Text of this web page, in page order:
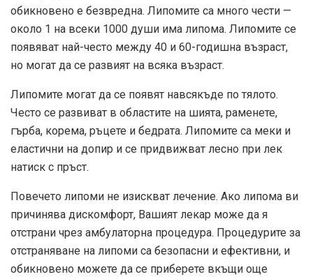
обикновено е безвредна. Липомите са много чести —
около 1 на всеки 1000 души има липома. Липомите се
появяват най-често между 40 и 60-годишна възраст,
но могат да се развият на всяка възраст.
Липомите могат да се появят навсякъде по тялото.
Често се развиват в областите на шията, раменете,
гърба, корема, ръцете и бедрата. Липомите са меки и
еластични на допир и се придвижват лесно при лек
натиск с пръст.
Повечето липоми не изискват лечение. Ако липома ви
причинява дискомфорт, Вашият лекар може да я
отстрани чрез амбулаторна процедура. Процедурите за
отстраняване на липоми са безопасни и ефективни, и
обикновено можете да се приберете вкъщи още